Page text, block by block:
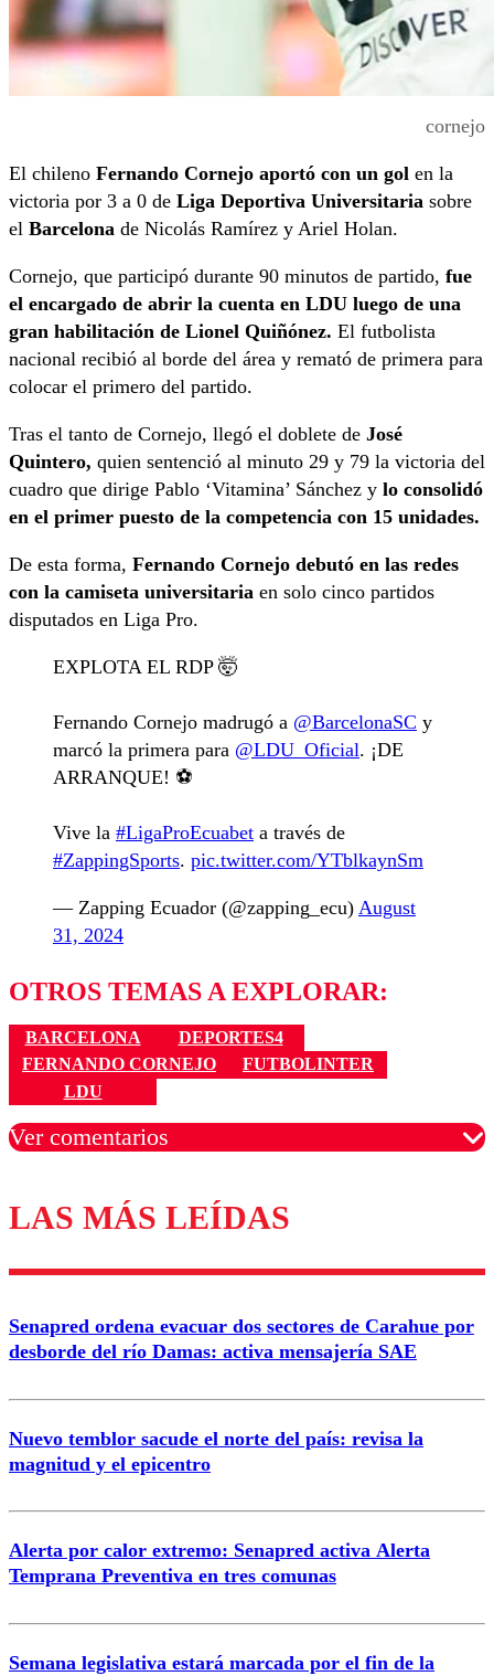
cornejo
El chileno Fernando Cornejo aportó con un gol en la
victoria por 3 a 0 de Liga Deportiva Universitaria sobre
el Barcelona de Nicolás Ramírez y Ariel Holan.
Cornejo, que participó durante 90 minutos de partido, fue
el encargado de abrir la cuenta en LDU luego de una
gran habilitación de Lionel Quiñónez. El futbolista
nacional recibió al borde del área y remató de primera para
colocar el primero del partido.
Tras el tanto de Cornejo, llegó el doblete de José
Quintero, quien sentenció al minuto 29 y 79 la victoria del
cuadro que dirige Pablo ‘Vitamina’ Sánchez y lo consolidó
en el primer puesto de la competencia con 15 unidades.
De esta forma, Fernando Cornejo debutó en las redes
con la camiseta universitaria en solo cinco partidos
disputados en Liga Pro.
EXPLOTA EL RDP 🤯
Fernando Cornejo madrugó a @BarcelonaSC y
marcó la primera para @LDU_Oficial. ¡DE
ARRANQUE! ⚽️
Vive la #LigaProEcuabet a través de
#ZappingSports. pic.twitter.com/YTblkaynSm
— Zapping Ecuador (@zapping_ecu) August
31, 2024
OTROS TEMAS A EXPLORAR:
BARCELONA
DEPORTES4
FERNANDO CORNEJO
FUTBOLINTER
LDU
Ver comentarios
Los comentarios son moderados para garantizar un
diálogo respetuoso.
Correo
LAS MÁS LEÍDAS
Senapred ordena evacuar dos sectores de Carahue por
desborde del río Damas: activa mensajería SAE
Nuevo temblor sacude el norte del país: revisa la
magnitud y el epicentro
Alerta por calor extremo: Senapred activa Alerta
Temprana Preventiva en tres comunas
Semana legislativa estará marcada por el fin de la